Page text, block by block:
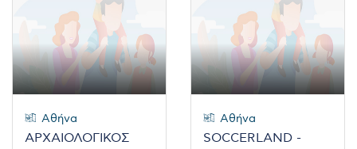
Αθήνα
ΑΡΧΑΙΟΛΟΓΙΚΟΣ
Αθήνα
SOCCERLAND -